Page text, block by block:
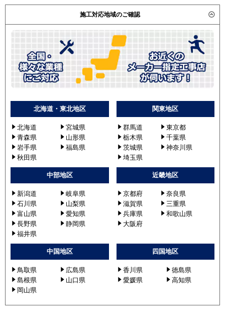
施工対応地域のご確認
北海道・東北地区
北海道
宮城県
青森県
山形県
岩手県
福島県
秋田県
関東地区
群馬道
東京都
栃木県
千葉県
茨城県
神奈川県
埼玉県
中部地区
新潟道
岐阜県
石川県
山梨県
富山県
愛知県
長野県
静岡県
福井県
近畿地区
京都府
奈良県
滋賀県
三重県
兵庫県
和歌山県
大阪府
中国地区
鳥取県
広島県
島根県
山口県
岡山県
四国地区
香川県
徳島県
愛媛県
高知県